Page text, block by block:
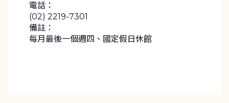
電話：
(02) 2219-7301
備註：
每月最後一個週四、國定假日休館